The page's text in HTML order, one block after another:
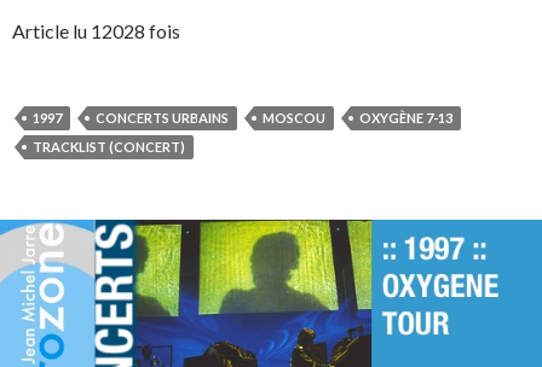
Article lu 12028 fois
1997 CONCERTS URBAINS MOSCOU
OXYGÈNE 7-13
TRACKLIST (CONCERT)